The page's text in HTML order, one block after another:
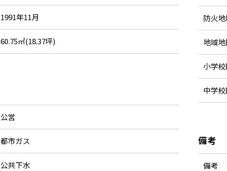
1991年11月
60.75㎡(18.37坪)
公営
都市ガス
公共下水
防火
地域
小学校
中学
備考
備考